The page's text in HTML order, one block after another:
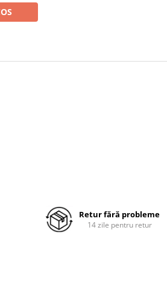
Retur fără probleme
14 zile pentru retur